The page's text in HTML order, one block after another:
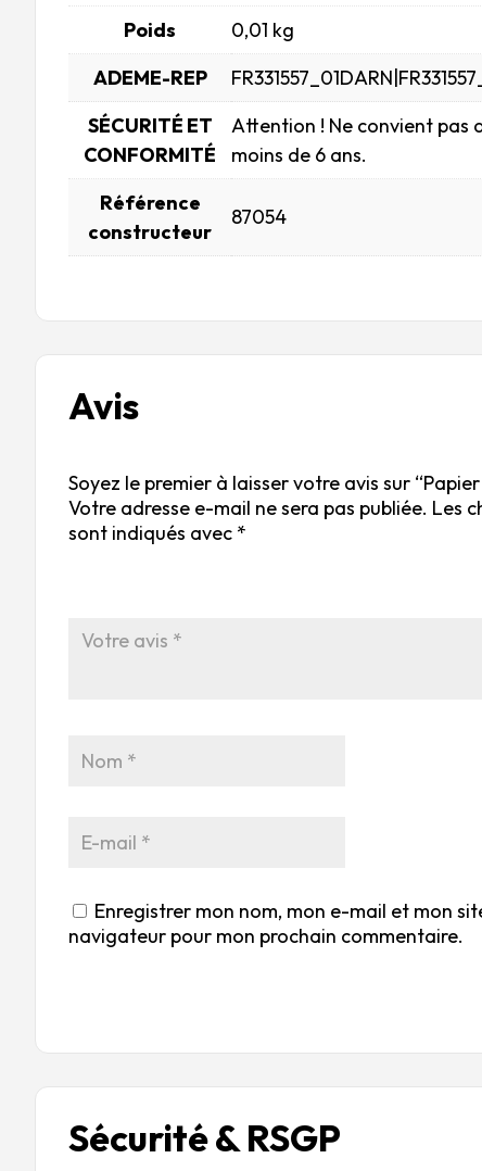
Poids
0,01 kg
ADEME-REP
SÉCURITÉ ET
CONFORMITÉ
Attention ! Ne convient pas
moins de 6 ans.
Référence
constructeur
87054
Avis
Soyez le premier à laisser votre avis sur
Votre adresse e-mail ne sera pas publiée. Les
sont indiqués avec *
Enregistrer mon nom, mon e-mail et mon
navigateur pour mon prochain commentaire.
Sécurité & RSGP